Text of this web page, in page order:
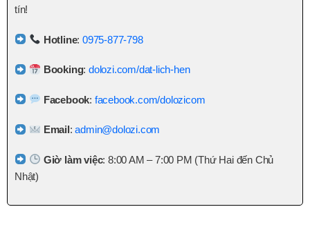
tín!
Hotline:0975-877-798
Booking:dolozi.com/dat-lich-hen
Facebook: facebook.com/dolozicom
Email:admin@dolozi.com
Giờ làm việc: 8:00 AM – 7:00 PM (Thứ Hai đến Chủ
Nhật)